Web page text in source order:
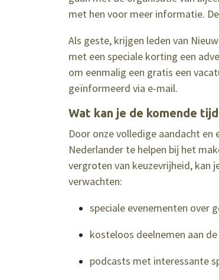
met hen voor meer informatie.
Als geste, krijgen leden van
met een speciale korting een
om eenmalig een gratis een
geïnformeerd via e-mail.
Wat kan je de komende
Door onze volledige aandacht
Nederlander te helpen bij het
vergroten van keuzevrijheid, kan
verwachten:
speciale evenementen over
kosteloos deelnemen aan
podcasts met interessante